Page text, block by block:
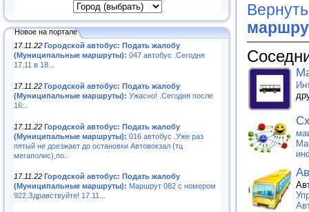
Новое на портале
17.11.22 Городской автобус: Подать жалобу
(Муниципальные маршруты): 047 автобус .Сегодня
17.11 в 18...
17.11.22 Городской автобус: Подать жалобу
(Муниципальные маршруты): Ужасно! .Сегодня после
16:..
17.11.22 Городской автобус: Подать жалобу
(Муниципальные маршруты): 016 автобус .Уже раз
пятый не доезжает до остановки Автовокзал (тц
мегаполис),по..
17.11.22 Городской автобус: Подать жалобу
(Муниципальные маршруты): Маршрут 082 с номером
922.Здравствуйте! 17.11...